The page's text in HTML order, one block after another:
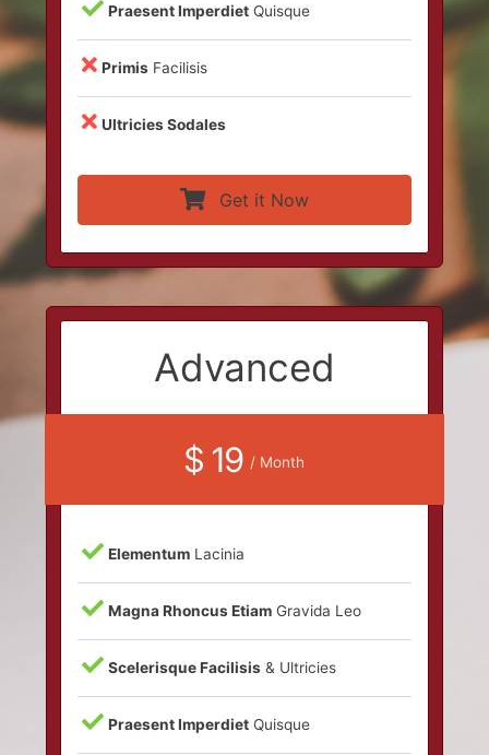
Praesent ImperdietQuisque
PrimisFacilisis
Ultricies Sodales
Get it Now
Advanced
$ 19/ Month
ElementumLacinia
Magna Rhoncus EtiamGravida Leo
Scelerisque Facilisis& Ultricies
Praesent ImperdietQuisque